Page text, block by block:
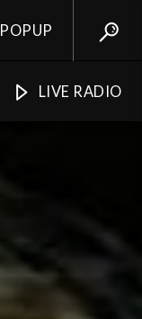
POPUP
LIVE RADIO